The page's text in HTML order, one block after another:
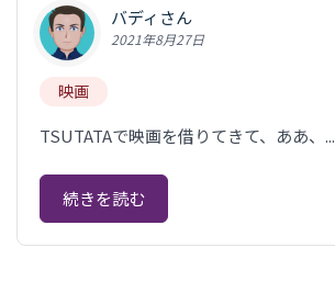
バディさん
2021年8月27日
映画
TSUTATAで映画を借りてきて、ああ、...
続きを読む